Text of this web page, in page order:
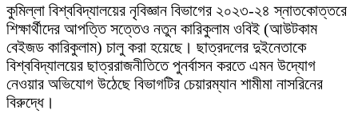
কুমিল্লা বিশ্ববিদ্যালয়ের নৃবিজ্ঞান বিভাগের ২০২৩-২৪ স্নাতকোত্তরে
শিক্ষার্থীদের আপত্তি সত্তেও নতুন কারিকুলাম ওবিই (আউটকাম
বেইজড কারিকুলাম) চালু করা হয়েছে। ছাত্রদলের দুইনেতাকে
বিশ্ববিদ্যালয়ের ছাত্ররাজনীতিতে পুনর্বাসন করতে এমন উদ্যোগ
নেওয়ার অভিযোগ উঠেছে বিভাগটির চেয়ারম্যান শামীমা নাসরিনের
বিরুদ্ধে।